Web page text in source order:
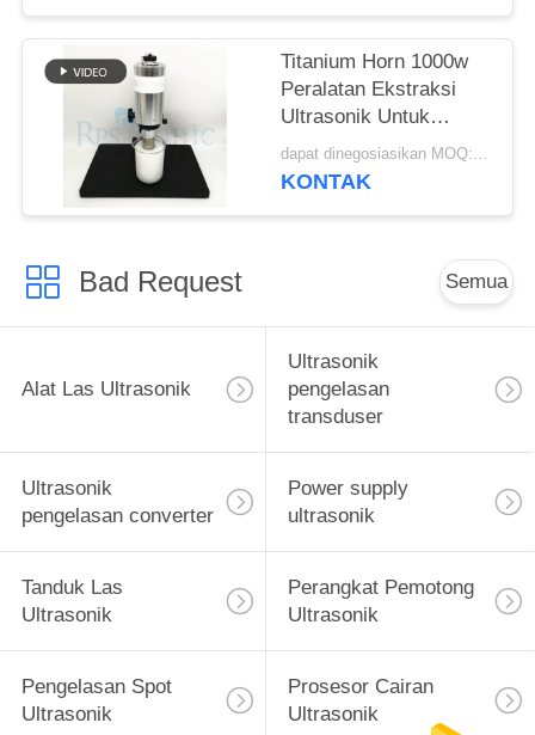
Titanium Horn 1000w
Peralatan Ekstraksi
Ultrasonik Untuk
Pengobatan Cina
dapat dinegosiasikan MOQ:1 buah
KONTAK
Bad Request Semua
Alat Las Ultrasonik
Ultrasonik
pengelasan
transduser
Ultrasonik
pengelasan converter
Power supply
ultrasonik
Tanduk Las
Ultrasonik
Perangkat Pemotong
Ultrasonik
Pengelasan Spot
Ultrasonik
Prosesor Cairan
Ultrasonik